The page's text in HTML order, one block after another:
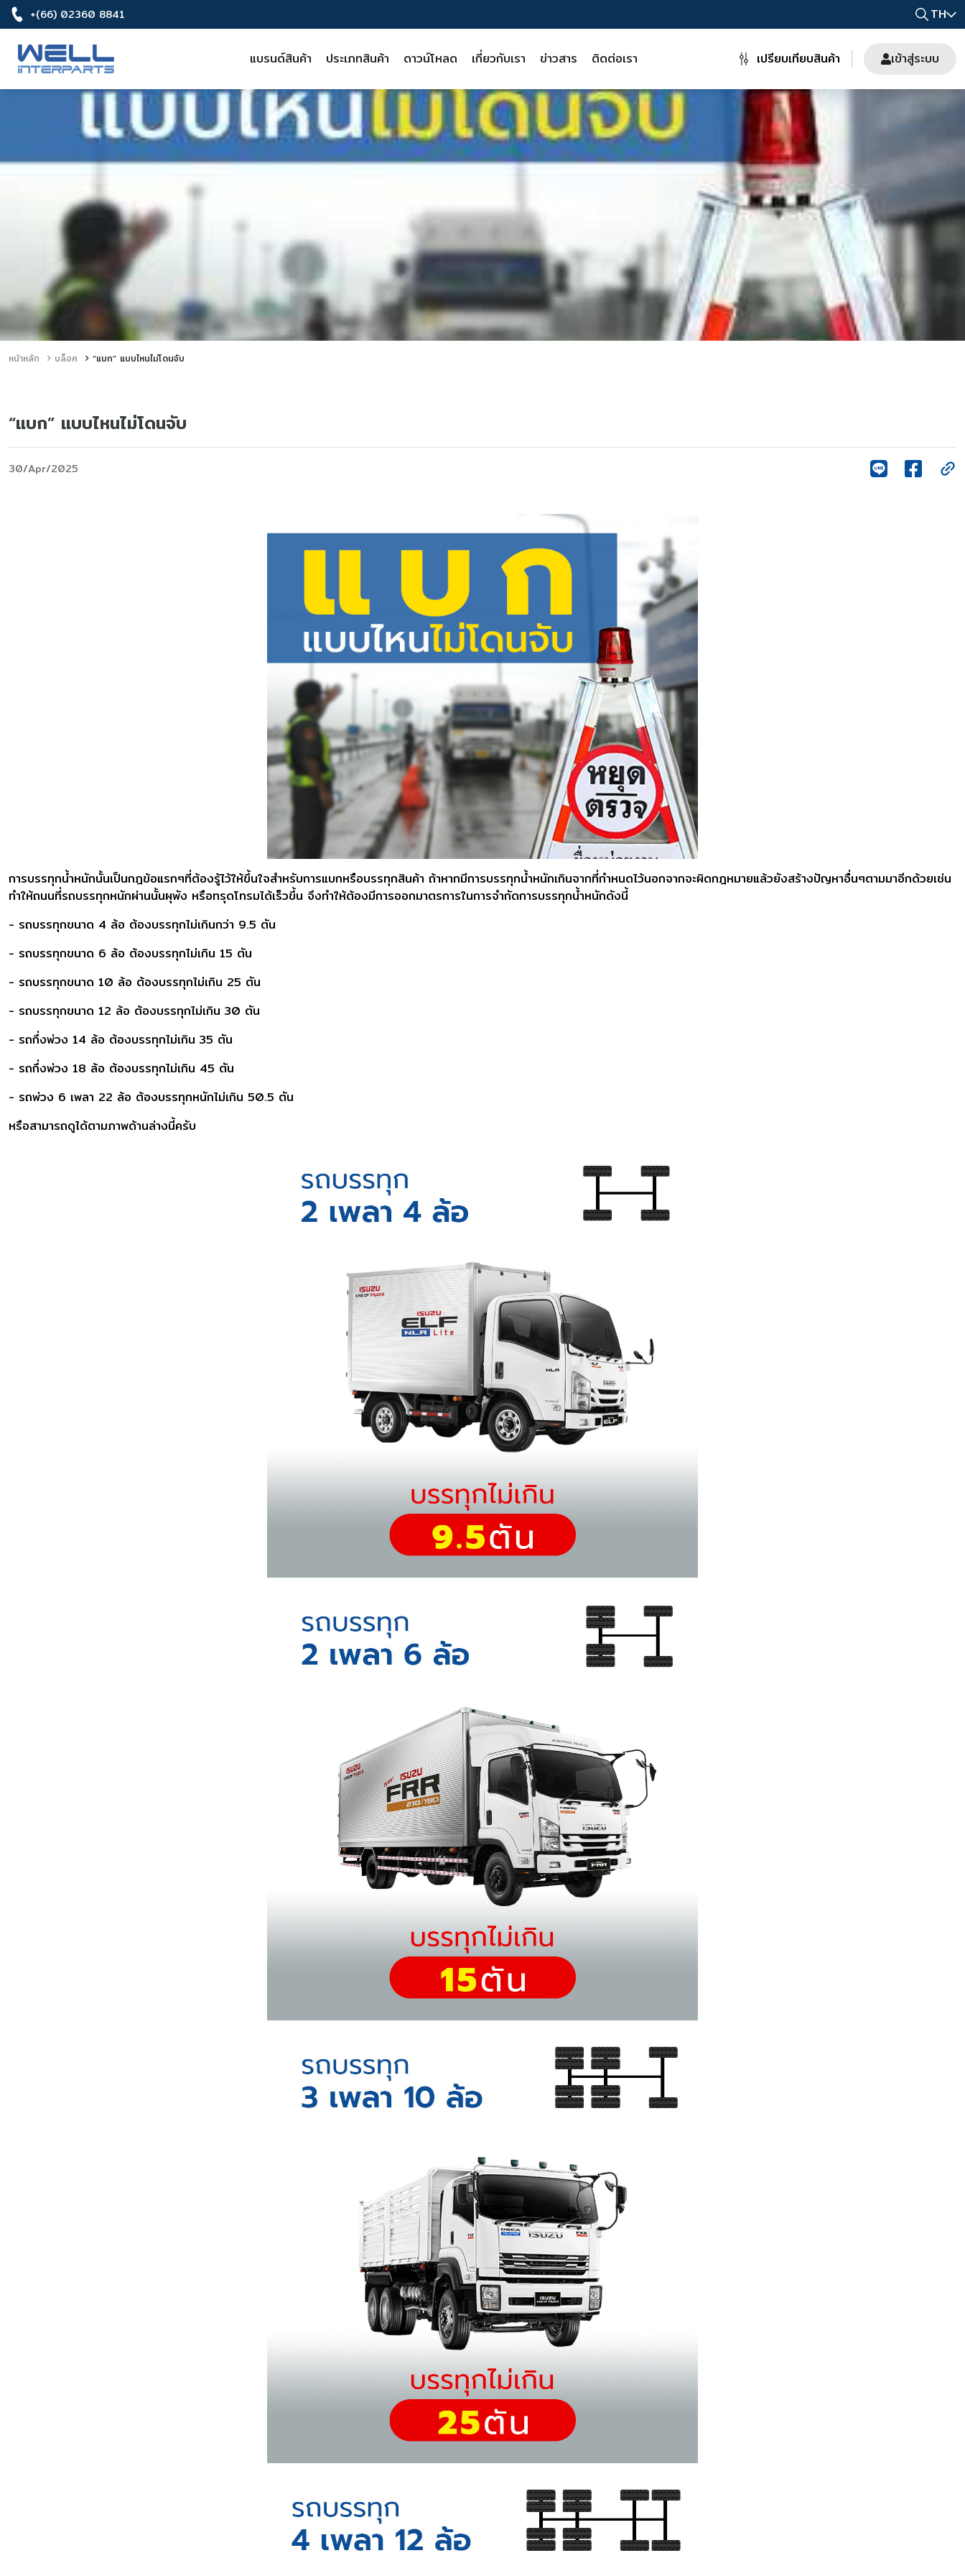
+(66) 02360 8841 TH
แบรนด์สินค้า ประเภทสินค้า ดาวน์โหลด เกี่ยวกับเรา ข่าวสาร ติดต่อเรา เปรียบเทียบสินค้า เข้าสู่ระบบ
หน้าหลัก บล็อค “แบก” แบบไหนไม่โดนจับ
“แบก” แบบไหนไม่โดนจับ
30/Apr/2025
การบรรทุกน้ำหนักนั้นเป็นกฎข้อแรกๆที่ต้องรู้ไว้ให้ขึ้นใจสำหรับการแบกหรือบรรทุกสินค้า ถ้าหากมีการบรรทุกน้ำหนักเกินจากที่กำหนดไว้นอกจากจะผิดกฎหมายแล้วยังสร้างปัญหาอื่นๆตามมาอีกด้วยเช่น
ทำให้ถนนที่รถบรรทุกหนักผ่านนั้นผุพัง หรือทรุดโทรมได้เร็วขึ้น จึงทำให้ต้องมีการออกมาตรการในการจำกัดการบรรทุกน้ำหนักดังนี้
- รถบรรทุกขนาด 4 ล้อ ต้องบรรทุกไม่เกินกว่า 9.5 ตัน
- รถบรรทุกขนาด 6 ล้อ ต้องบรรทุกไม่เกิน 15 ตัน
- รถบรรทุกขนาด 10 ล้อ ต้องบรรทุกไม่เกิน 25 ตัน
- รถบรรทุกขนาด 12 ล้อ ต้องบรรทุกไม่เกิน 30 ตัน
- รถกึ่งพ่วง 14 ล้อ ต้องบรรทุกไม่เกิน 35 ตัน
- รถกึ่งพ่วง 18 ล้อ ต้องบรรทุกไม่เกิน 45 ตัน
- รถพ่วง 6 เพลา 22 ล้อ ต้องบรรทุกหนักไม่เกิน 50.5 ตัน
หรือสามารถดูได้ตามภาพด้านล่างนี้ครับ